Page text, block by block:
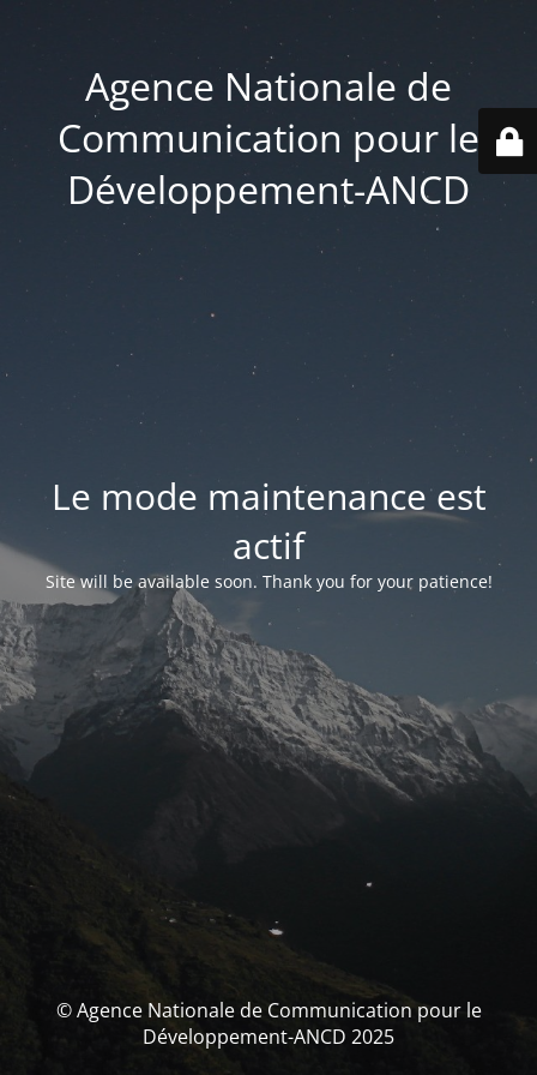
Agence Nationale de
Communication pour le
Développement-ANCD
Le mode maintenance est
actif
Site will be available soon. Thank you for your patience!
© Agence Nationale de Communication pour le
Développement-ANCD 2025